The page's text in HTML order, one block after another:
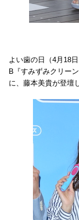
よい歯の日（4月18
B『すみずみクリー
に、藤本美貴が登壇